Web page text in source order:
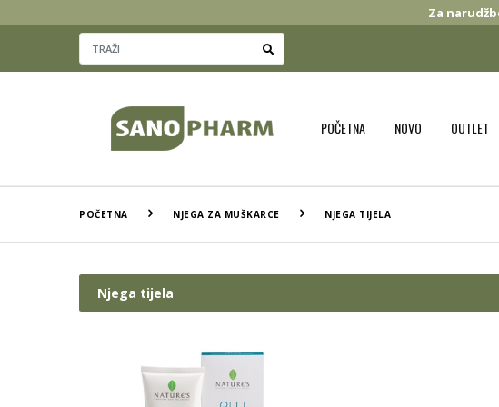
Za
POČETNA NOVO OUTLET
POČETNA NJEGA ZA MUŠKARCE NJEGA TIJELA
Njega tijela